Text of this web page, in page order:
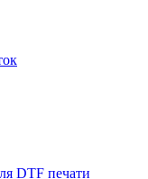
DTF печати